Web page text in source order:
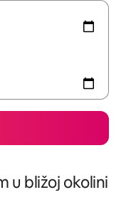
u bližoj okolini